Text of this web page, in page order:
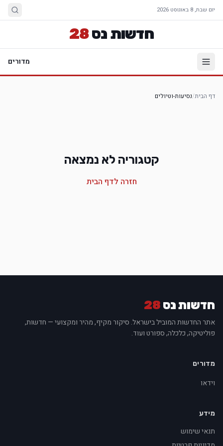
יום שבת, 8 באוגוסט 2026
חדשות נס28
מדורים
דף הבית/נסיעות-וטיולים
קטגוריה לא נמצאה
חזרה לדף הבית
חדשות נס 28
אתר החדשות המוביל בישראל. סיקור מקיף, מהיר ומקצועי — חדשות,
פוליטיקה, כלכלה, ספורט ועוד.
מדורים
וידאו
מידע
תנאי שימוש